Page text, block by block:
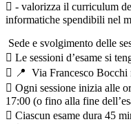
 - valorizza il curriculum
informatiche spendibili nel
Sede e svolgimento delle
 Le sessioni d’esame si
 📍 Via Francesco
 Ogni sessione inizia alle
17:00 (o fino alla fine
 Ciascun esame dura 45